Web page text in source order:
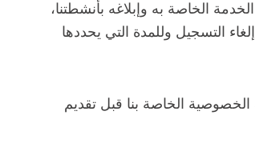
الخاصة به وإبلاغه بأنشطتنا،
التسجيل وللمدة التي يحددها
الخاصة بنا قبل تقديم